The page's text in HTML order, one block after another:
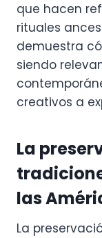
que hacen
rituales
demuestra
siendo
creativos a
La
las
La